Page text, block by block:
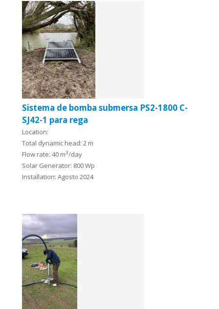
Sistema de bomba submersa PS2-1800 C-
SJ42-1 para rega
Location:
Total dynamic head: 2 m
Flow rate: 40 m3/day
Solar Generator: 800 Wp
Installation: Agosto 2024